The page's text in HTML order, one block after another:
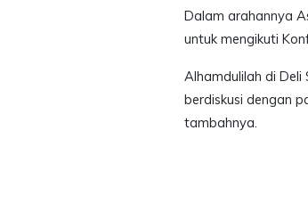
Dalam arahannya
untuk mengikuti
Alhamdulilah di
berdiskusi dengan
tambahnya.